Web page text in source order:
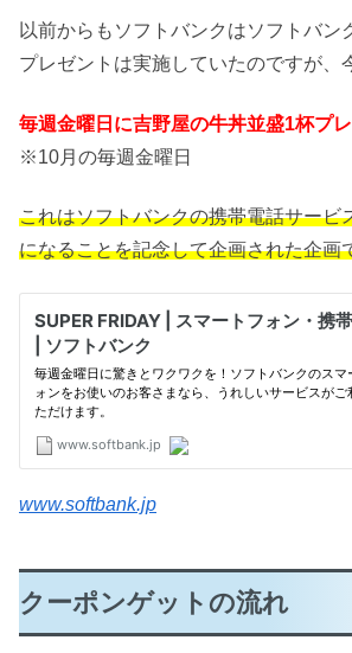
以前からもソフトバンクはソフトバン
プレゼントは実施していたのですが、
毎週金曜日に吉野屋の牛丼並盛1杯プ
※10月の毎週金曜日
これはソフトバンクの携帯電話サービ
になることを記念して企画された企画
www.softbank.jp
クーポンゲットの流れ